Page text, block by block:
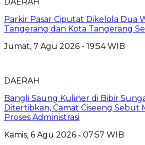
Parkir Pasar Ciputat Dikelola Dua
Tangerang dan Kota Tangerang
Jumat, 7 Agu 2026 - 19:54 WIB
DAERAH
Bangli Saung Kuliner di Bibir
Ditertibkan, Camat Ciseeng Sebut
Proses Administrasi
Kamis, 6 Agu 2026 - 07:57 WIB